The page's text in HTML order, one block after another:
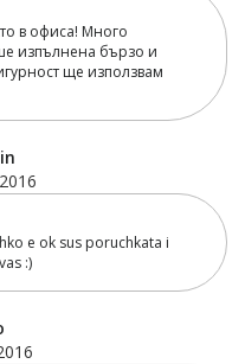
в офиса! Много
изпълнена бързо и
ще използвам
e ok sus poruchkata i
:)